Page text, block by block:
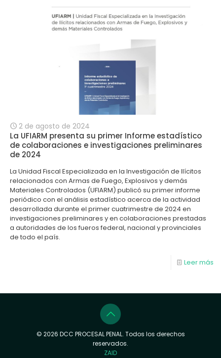
2 de agosto de 2024
La UFIARM presenta su primer Informe estadístico
de colaboraciones e investigaciones preliminares
de 2024
La Unidad Fiscal Especializada en la Investigación de Ilícitos
relacionados con Armas de Fuego, Explosivos y demás
Materiales Controlados (UFIARM) publicó su primer informe
periódico con el análisis estadístico acerca de la actividad
desarrollada durante el primer cuatrimestre de 2024 en
investigaciones preliminares y en colaboraciones prestadas
a autoridades de los fueros federal, nacional y provinciales
de todo el país.
Leer más
© 2026 DCC PROCESAL PENAL. Todos los derechos
reservados.
ZAID